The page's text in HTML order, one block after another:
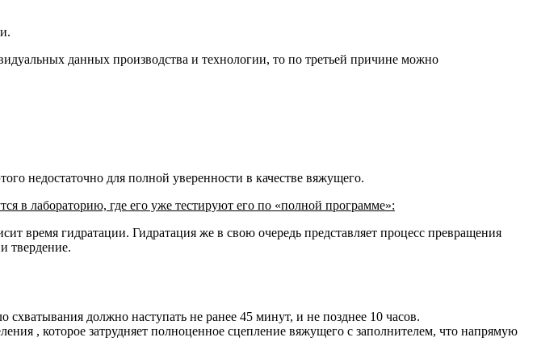
данных производства и технологии, то по третьей причине можно
недостаточно для полной уверенности в качестве вяжущего.
в лабораторию, где его уже тестируют его по «полной программе»:
время гидратации. Гидратация же в свою очередь представляет процесс превращения
твердение.
должно наступать не ранее 45 минут, и не позднее 10 часов.
, которое затрудняет полноценное сцепление вяжущего с заполнителем, что напрямую